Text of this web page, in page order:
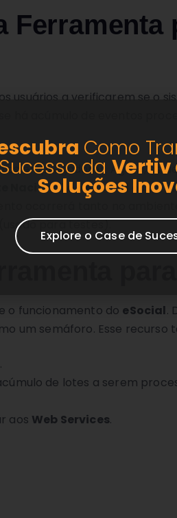
Ferramenta
usuários a verificarem se o
há acúmulo de eventos
empregadores. Agora, os
Nacional do eSocial
ou no
ocorrerá tanto no
para testes).
para
o funcionamento do eSocial.
um semáforo. Esse recurso
de lotes a serem
aos Web Services.
Como
Sucesso da Vertiv
Soluções
Explore o Case de